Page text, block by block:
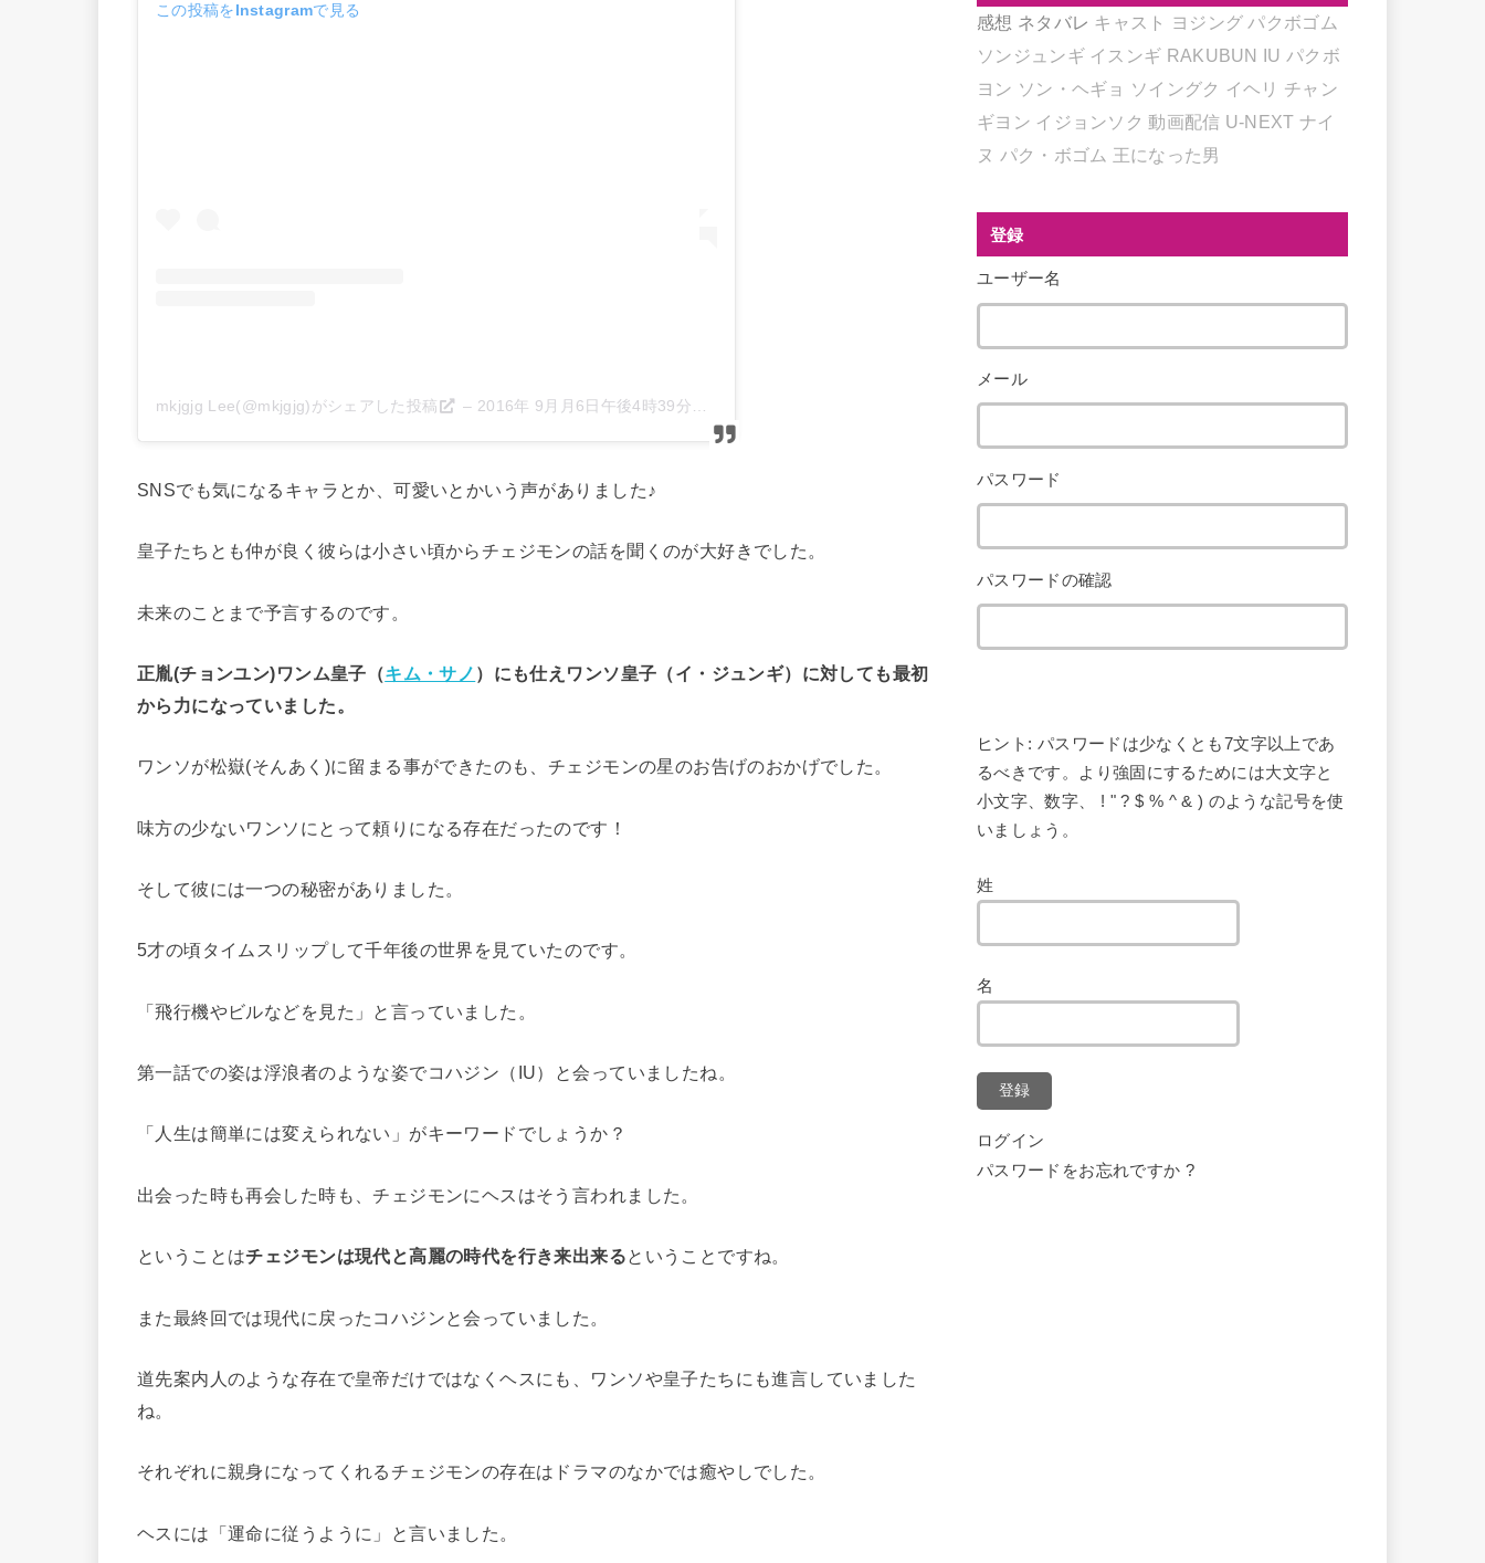
この投稿をInstagramで見る
mkjgjg Lee(@mkjgjg)がシェアした投稿 – 2016年 9月月6日午後4時39分PDT
SNSでも気になるキャラとか、可愛いとかいう声がありました♪
皇子たちとも仲が良く彼らは小さい頃からチェジモンの話を聞くのが大好きでした。
未来のことまで予言するのです。
正胤(チョンユン)ワンム皇子（キム・サノ ）にも仕えワンソ皇子（イ・ジュンギ）に対しても最初
から力になっていました。
ワンソが松嶽(そんあく)に留まる事ができたのも、チェジモンの星のお告げのおかげでした。
味方の少ないワンソにとって頼りになる存在だったのです！
そして彼には一つの秘密がありました。
5才の頃タイムスリップして千年後の世界を見ていたのです。
「飛行機やビルなどを見た」と言っていました。
第一話での姿は浮浪者のような姿でコハジン（IU）と会っていましたね。
「人生は簡単には変えられない」がキーワードでしょうか？
出会った時も再会した時も、チェジモンにヘスはそう言われました。
ということはチェジモンは現代と高麗の時代を行き来出来るということですね。
また最終回では現代に戻ったコハジンと会っていました。
道先案内人のような存在で皇帝だけではなくヘスにも、ワンソや皇子たちにも進言していました
ね。
それぞれに親身になってくれるチェジモンの存在はドラマのなかでは癒やしでした。
ヘスには「運命に従うように」と言いました。
感想 ネタバレ キャスト ヨジング パクボゴム
ソンジュンギ イスンギ RAKUBUN IU パクボ
ヨン ソン・ヘギョ ソイングク イヘリ チャン
ギヨン イジョンソク 動画配信 U-NEXT ナイ
ヌ パク・ボゴム 王になった男
登録
ユーザー名
メール
パスワード
パスワードの確認
ヒント: パスワードは少なくとも7文字以上であ
るべきです。より強固にするためには大文字と
小文字、数字、 ! " ? $ % ^ & ) のような記号を使
いましょう。
姓
名
登録
ログイン
パスワードをお忘れですか ?